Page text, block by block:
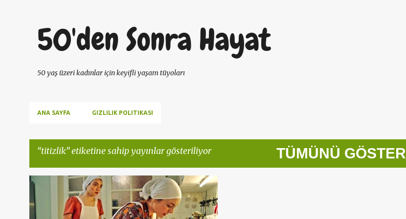
50'den Sonra Hayat
50 yaş üzeri kadınlar için keyifli yaşam tüyoları
ANA SAYFA GIZLILIK POLITIKASI
titizlik etiketine sahip yayınlar gösteriliyor TÜMÜNÜ GÖSTER
K
a
50 YAŞ KADIN ANTIAGING KIŞILIK TESTI
MASUMLAR APARTMANI OBSESYON +
TITIZLIK